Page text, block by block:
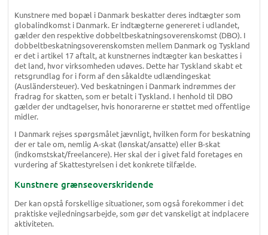
Kunstnere med bopæl i Danmark beskatter deres indtægter som
globalindkomst i Danmark. Er indtægterne genereret i udlandet,
gælder den respektive dobbeltbeskatningsoverenskomst (DBO). I
dobbeltbeskatningsoverenskomsten mellem Danmark og Tyskland
er det i artikel 17 aftalt, at kunstnernes indtægter kan beskattes i
det land, hvor virksomheden udøves. Dette har Tyskland skabt et
retsgrundlag for i form af den såkaldte udlændingeskat
(Ausländersteuer). Ved beskatningen i Danmark indrømmes der
fradrag for skatten, som er betalt i Tyskland. I henhold til DBO
gælder der undtagelser, hvis honorarerne er støttet med offentlige
midler.
I Danmark rejses spørgsmålet jævnligt, hvilken form for beskatning
der er tale om, nemlig A-skat (lønskat/ansatte) eller B-skat
(indkomstskat/freelancere). Her skal der i givet fald foretages en
vurdering af Skattestyrelsen i det konkrete tilfælde.
Kunstnere grænseoverskridende
Der kan opstå forskellige situationer, som også forekommer i det
praktiske vejledningsarbejde, som gør det vanskeligt at indplacere
aktiviteten.